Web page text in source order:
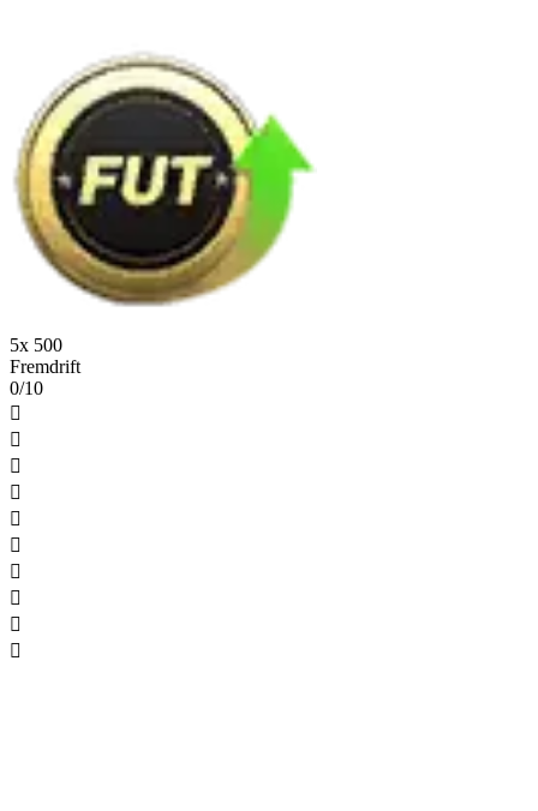
5x 500
Fremdrift
0/10









